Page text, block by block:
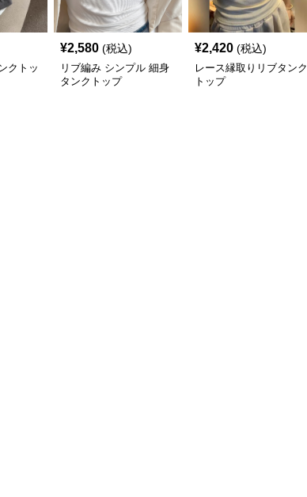
クトッ
¥2,580 (税込)
リブ編み シンプル 細身
タンクトップ
¥2,420 (税込)
レース縁取りリブタンク
トップ